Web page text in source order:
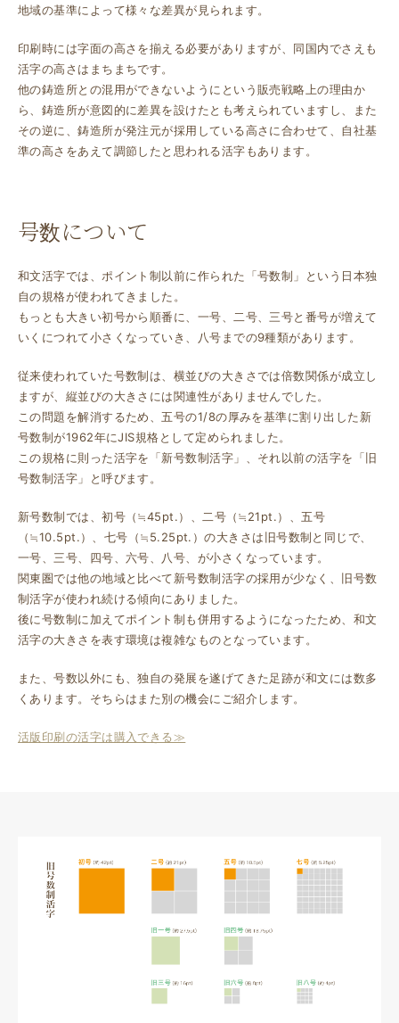
地域の基準によって様々な差異が見られます。
印刷時には字面の高さを揃える必要がありますが、同国内でさえも
活字の高さはまちまちです。
他の鋳造所との混用ができないようにという販売戦略上の理由か
ら、鋳造所が意図的に差異を設けたとも考えられていますし、また
その逆に、鋳造所が発注元が採用している高さに合わせて、自社基
準の高さをあえて調節したと思われる活字もあります。
号数について
和文活字では、ポイント制以前に作られた「号数制」という日本独
自の規格が使われてきました。
もっとも大きい初号から順番に、一号、二号、三号と番号が増えて
いくにつれて小さくなっていき、八号までの9種類があります。
従来使われていた号数制は、横並びの大きさでは倍数関係が成立し
ますが、縦並びの大きさには関連性がありませんでした。
この問題を解消するため、五号の1/8の厚みを基準に割り出した新
号数制が1962年にJIS規格として定められました。
この規格に則った活字を「新号数制活字」、それ以前の活字を「旧
号数制活字」と呼びます。
新号数制では、初号（≒45pt.）、二号（≒21pt.）、五号
（≒10.5pt.）、七号（≒5.25pt.）の大きさは旧号数制と同じで、
一号、三号、四号、六号、八号、が小さくなっています。
関東圏では他の地域と比べて新号数制活字の採用が少なく、旧号数
制活字が使われ続ける傾向にありました。
後に号数制に加えてポイント制も併用するようになったため、和文
活字の大きさを表す環境は複雑なものとなっています。
また、号数以外にも、独自の発展を遂げてきた足跡が和文には数多
くあります。そちらはまた別の機会にご紹介します。
活版印刷の活字は購入できる≫